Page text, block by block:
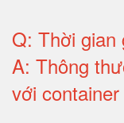
Q: Thời gian
A: Thông
với